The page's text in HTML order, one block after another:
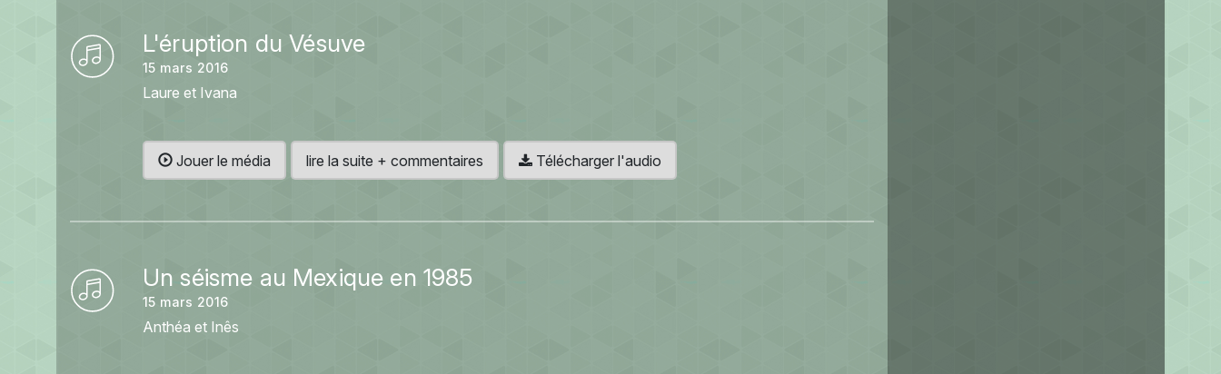
L'éruption du Vésuve
15 mars 2016
Laure et Ivana
Jouer le média lire la suite + commentaires Télécharger l'audio
Un séisme au Mexique en 1985
15 mars 2016
Anthéa et Inês